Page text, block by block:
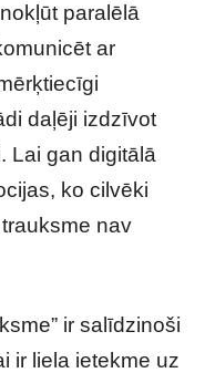
paralēlā
ar
daļēji izdzīvot
Lai gan digitālā
ko cilvēki
nav
ir salīdzinoši
ir liela ietekme uz